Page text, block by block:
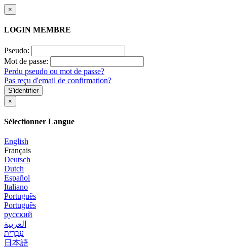
×
LOGIN MEMBRE
Pseudo:
Mot de passe:
Perdu pseudo ou mot de passe?
Pas reçu d'email de confirmation?
S'identifier
×
Sélectionner Langue
English
Français
Deutsch
Dutch
Español
Italiano
Português
Português
русский
العربية
עִבְרִית
日本語